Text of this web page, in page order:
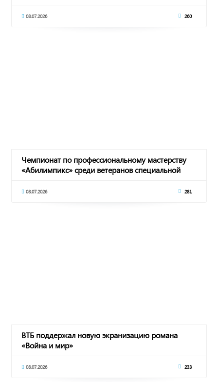
08.07.2026 260
Чемпионат по профессиональному мастерству
«Абилимпикс» среди ветеранов специальной
08.07.2026 281
ВТБ поддержал новую экранизацию романа
«Война и мир»
08.07.2026 233